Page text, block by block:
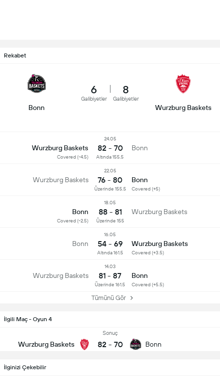
İlgili Maç - Oyun 4
Wurzburg Baskets
Sonuç
82 - 70 Bonn
Rekabet
Bonn
6
Galibiyetler
8
Galibiyetler
Wurzburg Baskets
Wurzburg Baskets
Covered (-4.5)
24.05
82 - 70 Bonn
Altında 155.5
Wurzburg Baskets
22.05
76 - 80 Bonn
Covered (+5)
Üzerinde 155.5
Bonn
Covered (-2.5)
18.05
88 - 81 Wurzburg Baskets
Üzerinde 155
Bonn
16.05
54 - 69 Wurzburg Baskets
Covered (+3.5)
Altında 161.5
Wurzburg Baskets
14.03
81 - 87 Bonn
Covered (+5.5)
Üzerinde 161.5
Tümünü Gör
İlginizi Çekebilir